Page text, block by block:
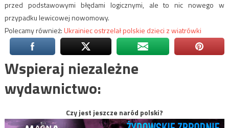
przed podstawowymi błędami logicznymi, ale to nic nowego w
przypadku lewicowej nowomowy.
Polecamy również:Ukrainiec ostrzelał polskie dzieci z wiatrówki
Wspieraj niezależne
wydawnictwo:
Czy jest jeszcze naród polski?